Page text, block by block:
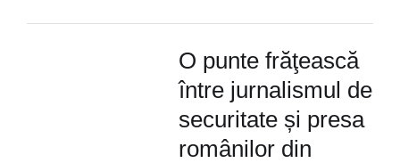
O punte frăţească
între jurnalismul de
securitate și presa
românilor din